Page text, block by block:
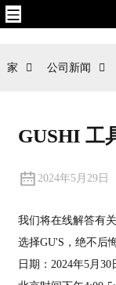
家 公司新闻
GUSHI 工
2024年5月29日
我们将在线解答有
选择GU'S，绝不后
日期：2024年5月30